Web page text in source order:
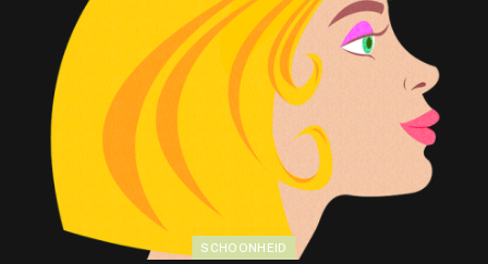
SCHOONHEID